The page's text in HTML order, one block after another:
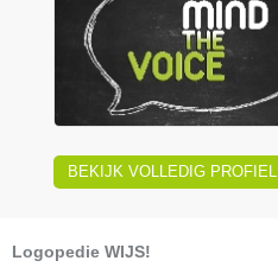
BEKIJK VOLLEDIG PROFIEL
Logopedie WIJS!